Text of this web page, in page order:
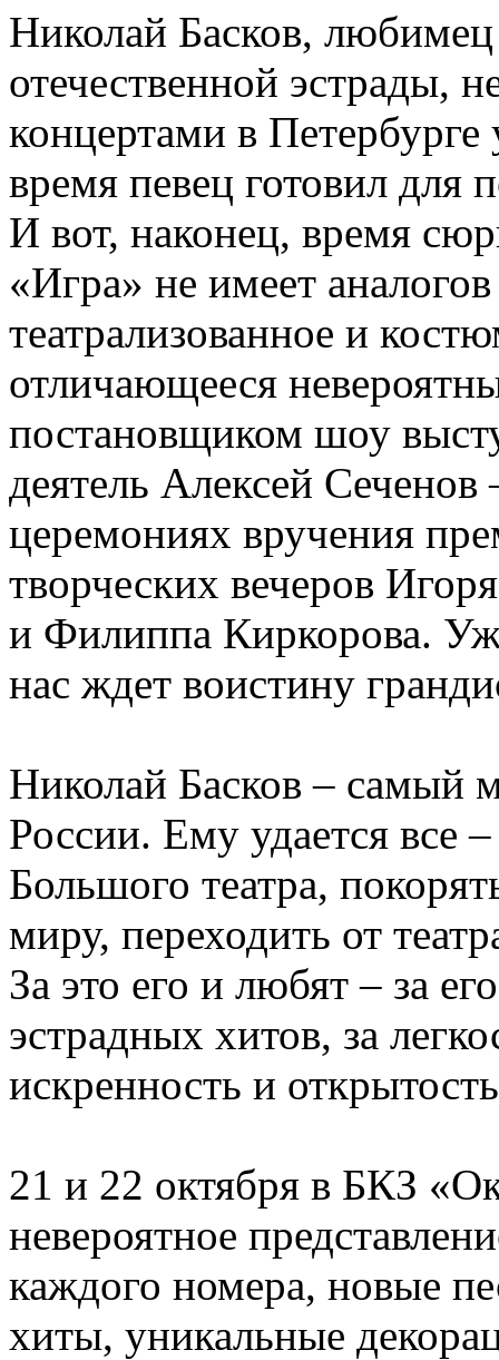
Николай Басков,
отечественной эстрады,
концертами в
время певец готовил для
И вот, наконец, время
«Игра» не имеет
театрализованное и
отличающееся
постановщиком шоу
деятель Алексей Сеченов
церемониях вручения
творческих вечеров
и Филиппа Киркорова.
нас ждет воистину
Николай Басков – самый
России. Ему удается все
Большого театра,
миру, переходить от
За это его и любят – за
эстрадных хитов, за
искренность и
21 и 22 октября в БКЗ
невероятное
каждого номера, новые
хиты, уникальные